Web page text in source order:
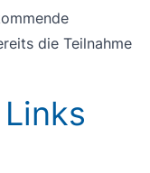
die Teilnahme